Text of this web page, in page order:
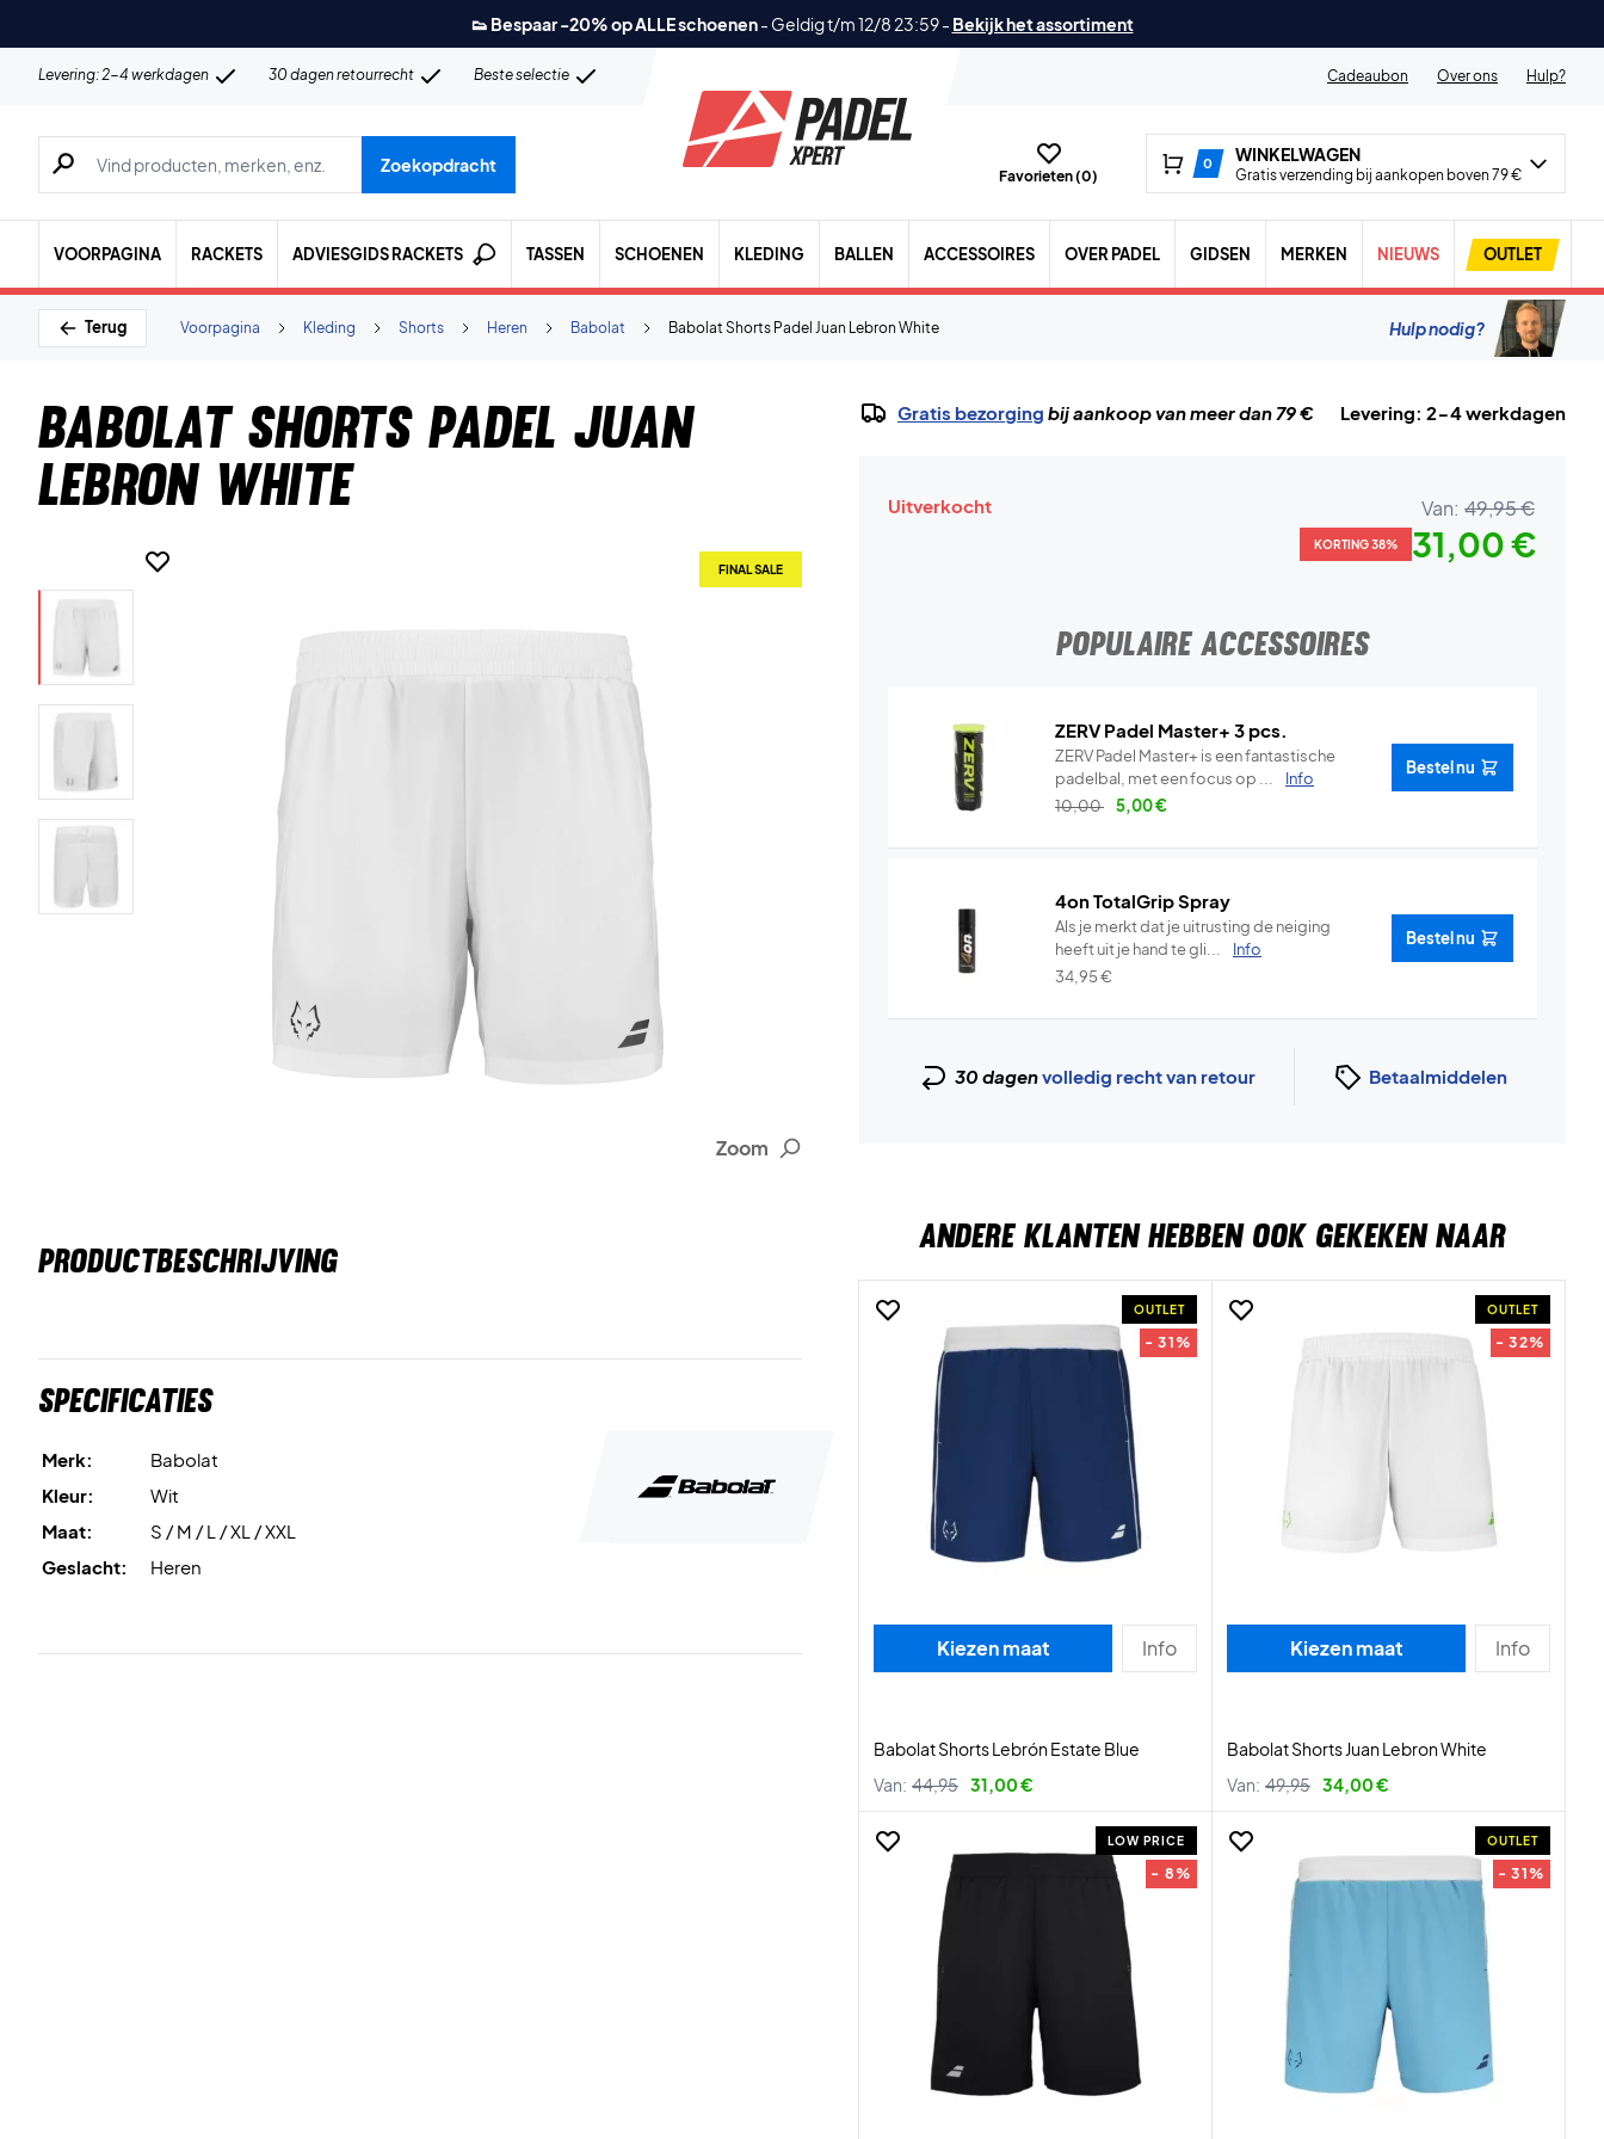
👟 Bespaar -20% op ALLE schoenen- Geldig t/m 12/8 23:59- Bekijk het assortiment
Levering: 2-4 werkdagen 30 dagen retourrecht Beste selectie Cadeaubon Over ons Hulp?
Zoeken naar producten, merken etc.
Zoekopdracht
Favorieten (0)
0 WINKELWAGEN
Gratis verzending bij aankopen boven 79 €
VOORPAGINA RACKETS ADVIESGIDS RACKETS TASSEN SCHOENEN KLEDING BALLEN ACCESSOIRES OVER PADEL GIDSEN MERKEN NIEUWS OUTLET
Terug Babolat Shorts Padel Juan Lebron White
Babolat
Heren
Shorts
Kleding
Voorpagina Hulp nodig?
Babolat Shorts Padel Juan
Lebron White
Zoom
FINAL SALE
PRODUCTBESCHRIJVING
Specificaties
Merk:
Babolat
Kleur:
Wit
Maat:
S / M / L / XL / XXL
Geslacht:
Heren
Gratis bezorging bij aankoop van meer dan 79 € Levering: 2-4 werkdagen
Uitverkocht Van: 49,95 €
KORTING 38% 31,00 €
POPULAIRE ACCESSOIRES
ZERV Padel Master+ 3 pcs.
ZERV Padel Master+ is een fantastische
padelbal, met een focus op ...
Info
10,00
5,00€
Bestel nu
4on TotalGrip Spray
Als je merkt dat je uitrusting de neiging
heeft uit je hand te gli...
Info
34,95€
Bestel nu
30 dagenvolledig recht van retour Betaalmiddelen
ANDERE KLANTEN HEBBEN OOK GEKEKEN NAAR
OUTLET
- 31%
Kiezen maat Info
Babolat Shorts Lebrón Estate Blue
Van: 44,95 31,00 €
OUTLET
- 32%
Kiezen maat Info
Babolat Shorts Juan Lebron White
Van: 49,95 34,00 €
LOW PRICE
- 8%
OUTLET
- 31%